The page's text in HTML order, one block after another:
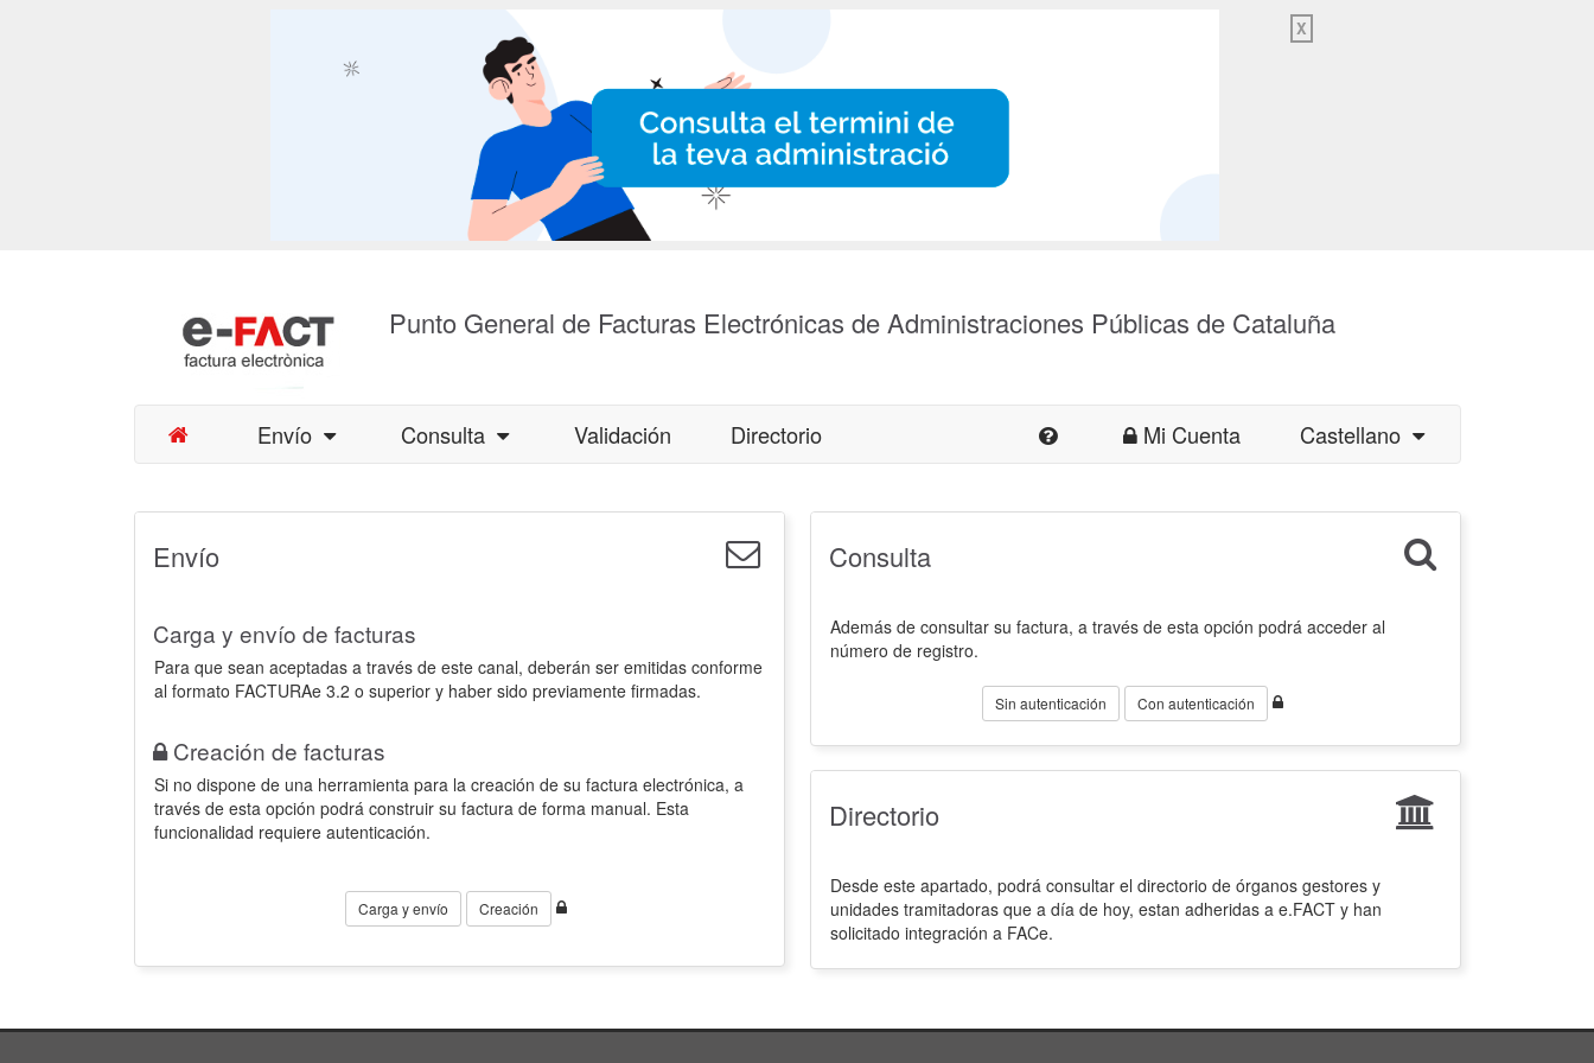
X
Punto General de Facturas Electrónicas de Administraciones Públicas de Cataluña
Envío Consulta Validación Directorio Mi Cuenta Castellano
Envío
Carga y envío de facturas
Para que sean aceptadas a través de este canal, deberán ser emitidas conforme
al formato FACTURAe 3.2 o superior y haber sido previamente firmadas.
Creación de facturas
Si no dispone de una herramienta para la creación de su factura electrónica, a
través de esta opción podrá construir su factura de forma manual. Esta
funcionalidad requiere autenticación.
Carga y envío Creación
Consulta
Además de consultar su factura, a través de esta opción podrá acceder al
número de registro.
Sin autenticación Con autenticación
Directorio
Desde este apartado, podrá consultar el directorio de órganos gestores y
unidades tramitadoras que a día de hoy, estan adheridas a e.FACT y han
solicitado integración a FACe.